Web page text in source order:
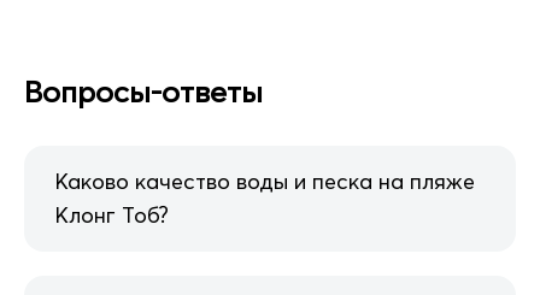
Вопросы-ответы
Каково качество воды и песка на пляже
Клонг Тоб?